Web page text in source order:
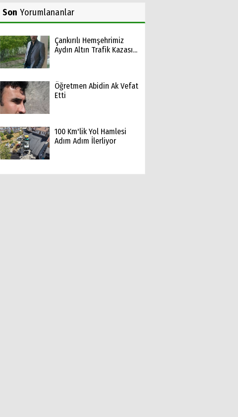
Son Yorumlananlar
Çankırılı Hemşehrimiz
Aydın Altın Trafik Kazası...
Öğretmen Abidin Ak Vefat
Etti
100 Km'lik Yol Hamlesi
Adım Adım İlerliyor